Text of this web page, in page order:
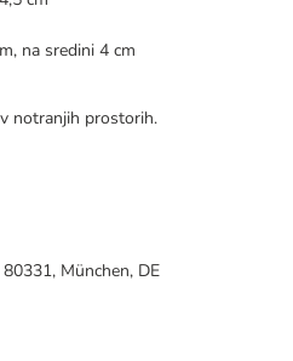
na sredini 4 cm
notranjih prostorih.
München, DE